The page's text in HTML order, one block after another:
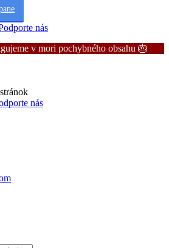
nás
v mori pochybného obsahu 🎂
stránok
nás